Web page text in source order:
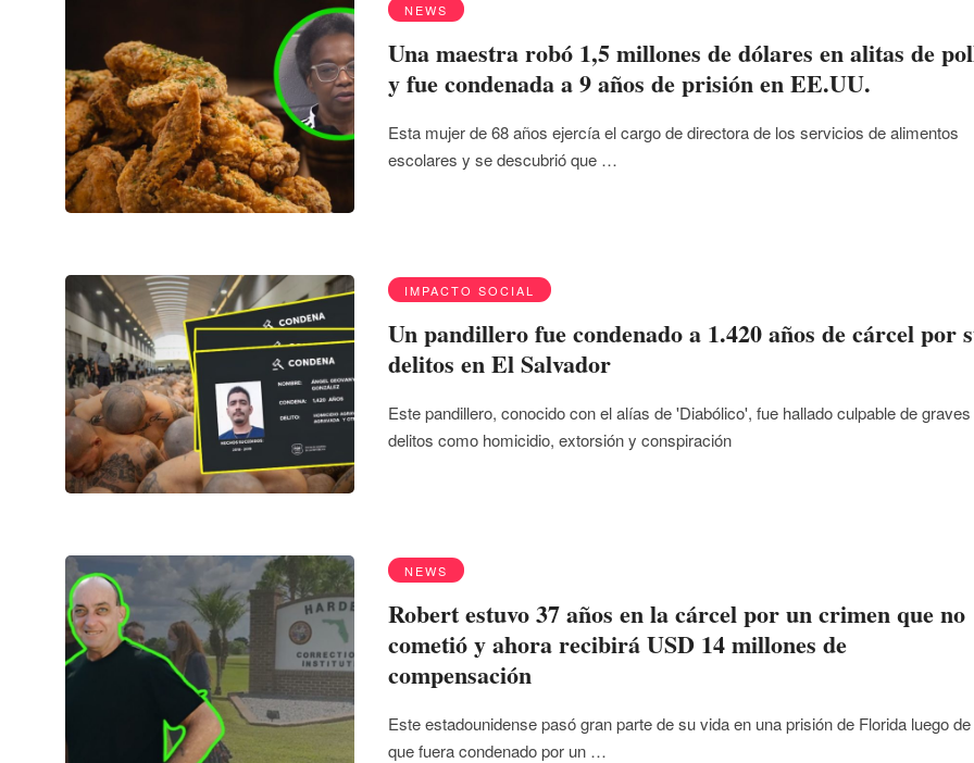
NEWS
Una maestra robó 1,5 millones de dólares en alitas de
y fue condenada a 9 años de prisión en EE.UU.
Esta mujer de 68 años ejercía el cargo de directora de los servicios de alimentos
escolares y se descubrió que …
IMPACTO SOCIAL
Un pandillero fue condenado a 1.420 años de cárcel por
delitos en El Salvador
Este pandillero, conocido con el alías de 'Diabólico', fue hallado culpable de graves
delitos como homicidio, extorsión y conspiración
NEWS
Robert estuvo 37 años en la cárcel por un crimen que no
cometió y ahora recibirá USD 14 millones de
compensación
Este estadounidense pasó gran parte de su vida en una prisión de Florida luego de
que fuera condenado por un …